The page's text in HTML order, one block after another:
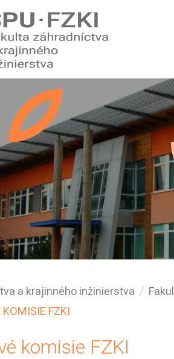
a krajinného inžinierstva
KOMISIE FZKI
komisie FZKI